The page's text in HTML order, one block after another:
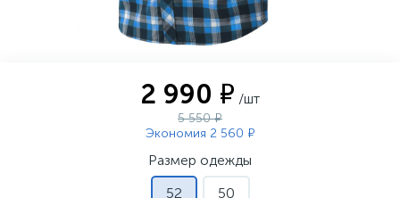
2 990 ₽ /шт
5 550 ₽
Экономия 2 560 ₽
Размер одежды
52
50